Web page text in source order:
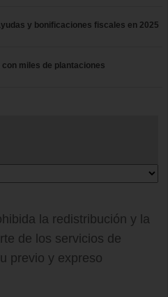
y bonificaciones fiscales en 2025
miles de plantaciones
la redistribución y la
de los servicios de
previo y expreso